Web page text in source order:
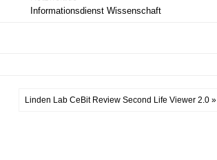
Informationsdienst Wissenschaft
Linden Lab CeBit Review Second Life Viewer 2.0 »